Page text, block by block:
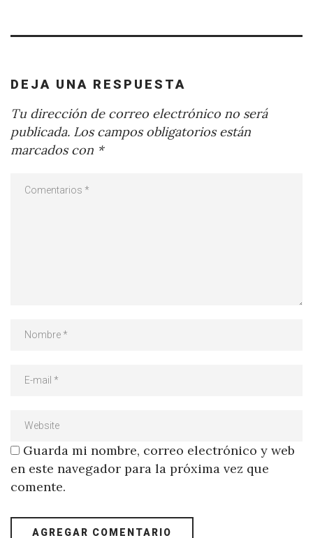
DEJA UNA RESPUESTA
Tu dirección de correo electrónico no será
publicada. Los campos obligatorios están
marcados con *
Guarda mi nombre, correo electrónico y web
en este navegador para la próxima vez que
comente.